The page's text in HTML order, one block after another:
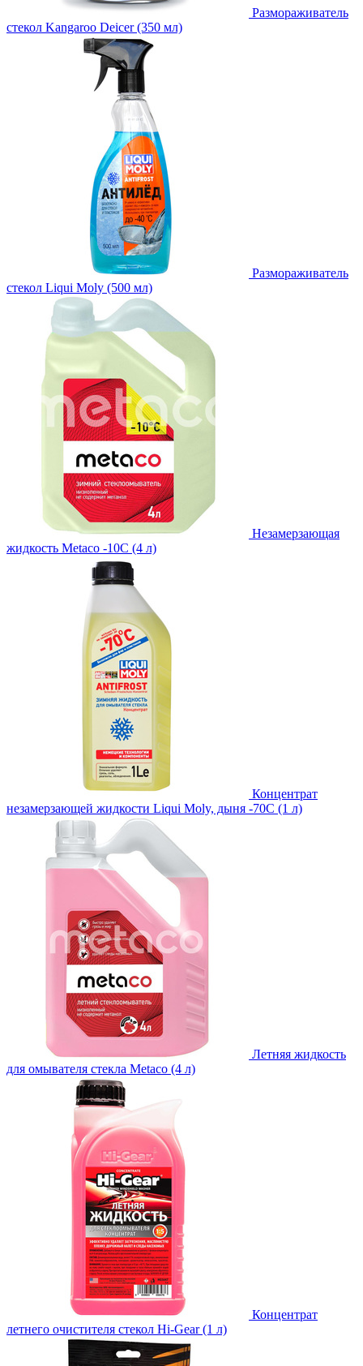
Размораживатель
стекол Kangaroo Deicer (350 мл)
Размораживатель
стекол Liqui Moly (500 мл)
Незамерзающая
жидкость Metaco -10C (4 л)
Концентрат
незамерзающей жидкости Liqui Moly, дыня -70С (1 л)
Летняя жидкость
для омывателя стекла Metaco (4 л)
Концентрат
летнего очистителя стекол Hi-Gear (1 л)